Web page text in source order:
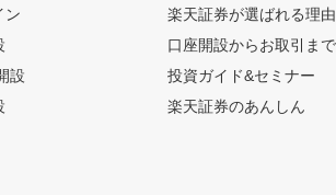
ン
設
楽天証券が選ばれる理由
口座開設からお取引ま
投資ガイド&セミナー
楽天証券のあんしん